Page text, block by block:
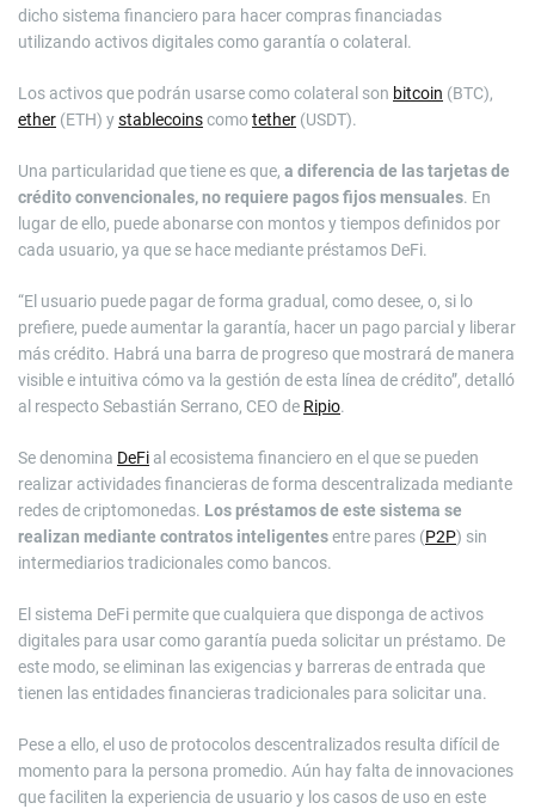
dicho sistema financiero para hacer compras financiadas
utilizando activos digitales como garantía o colateral.
Los activos que podrán usarse como colateral son bitcoin (BTC),
ether (ETH) ystablecoinscomotether (USDT).
Una particularidad que tiene es que, a diferencia de las tarjetas de
crédito convencionales, no requiere pagos fijos mensuales. En
lugar de ello, puede abonarse con montos y tiempos definidos por
cada usuario, ya que se hace mediante préstamos DeFi.
“El usuario puede pagar de forma gradual, como desee, o, si lo
prefiere, puede aumentar la garantía, hacer un pago parcial y liberar
más crédito. Habrá una barra de progreso que mostrará de manera
visible e intuitiva cómo va la gestión de esta línea de crédito”, detalló
al respecto Sebastián Serrano, CEO de Ripio.
Se denomina DeFi al ecosistema financiero en el que se pueden
realizar actividades financieras de forma descentralizada mediante
redes de criptomonedas. Los préstamos de este sistema se
realizan mediante contratos inteligentesentre pares (P2P) sin
intermediarios tradicionales como bancos.
El sistema DeFi permite que cualquiera que disponga de activos
digitales para usar como garantía pueda solicitar un préstamo. De
este modo, se eliminan las exigencias y barreras de entrada que
tienen las entidades financieras tradicionales para solicitar una.
Pese a ello, el uso de protocolos descentralizados resulta difícil de
momento para la persona promedio. Aún hay falta de innovaciones
que faciliten la experiencia de usuario y los casos de uso en este